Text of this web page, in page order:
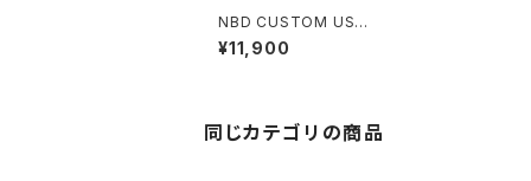
NBD CUSTOM USE
D Ralph Lauren Chin
o Pant D
¥11,900
同じカテゴリの商品